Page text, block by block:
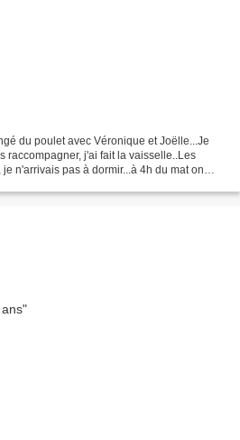
du poulet avec Véronique et Joëlle...Je
raccompagner, j'ai fait la vaisselle..Les
n'arrivais pas à dormir...à 4h du mat on